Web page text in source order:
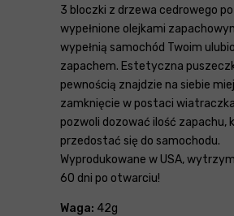
3 bloczki z drzewa cedrowego
wypełnione olejkami
wypełnią samochód Twoim
zapachem. Estetyczna
pewnością znajdzie na siebie
zamknięcie w postaci
pozwoli dozować ilość zapachu,
przedostać się do samochodu.
Wyprodukowane w USA,
60 dni po otwarciu!
Waga: 42g